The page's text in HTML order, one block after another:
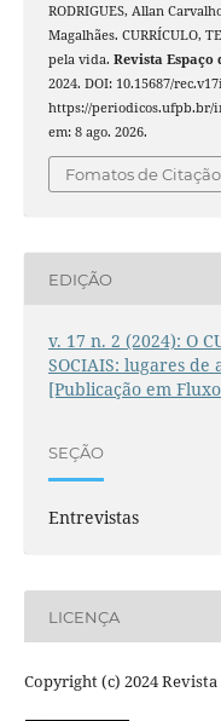
RODRIGUES, Allan
Magalhães. CURRÍCULO,
pela vida. Revista
2024. DOI: 10.15687/
https://periodicos.ufpb.br/
em: 8 ago. 2026.
Fomatos de Citação
EDIÇÃO
v. 17 n. 2 (2024): O
SOCIAIS: lugares de
[Publicação em
SEÇÃO
Entrevistas
LICENÇA
Copyright (c) 2024